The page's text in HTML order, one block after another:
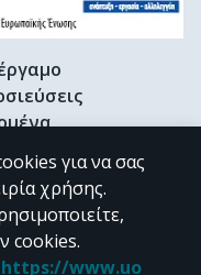
βιβλιογραφία
NC 4.0
για να σας
χρήσης.
cookies.
https://www.uo